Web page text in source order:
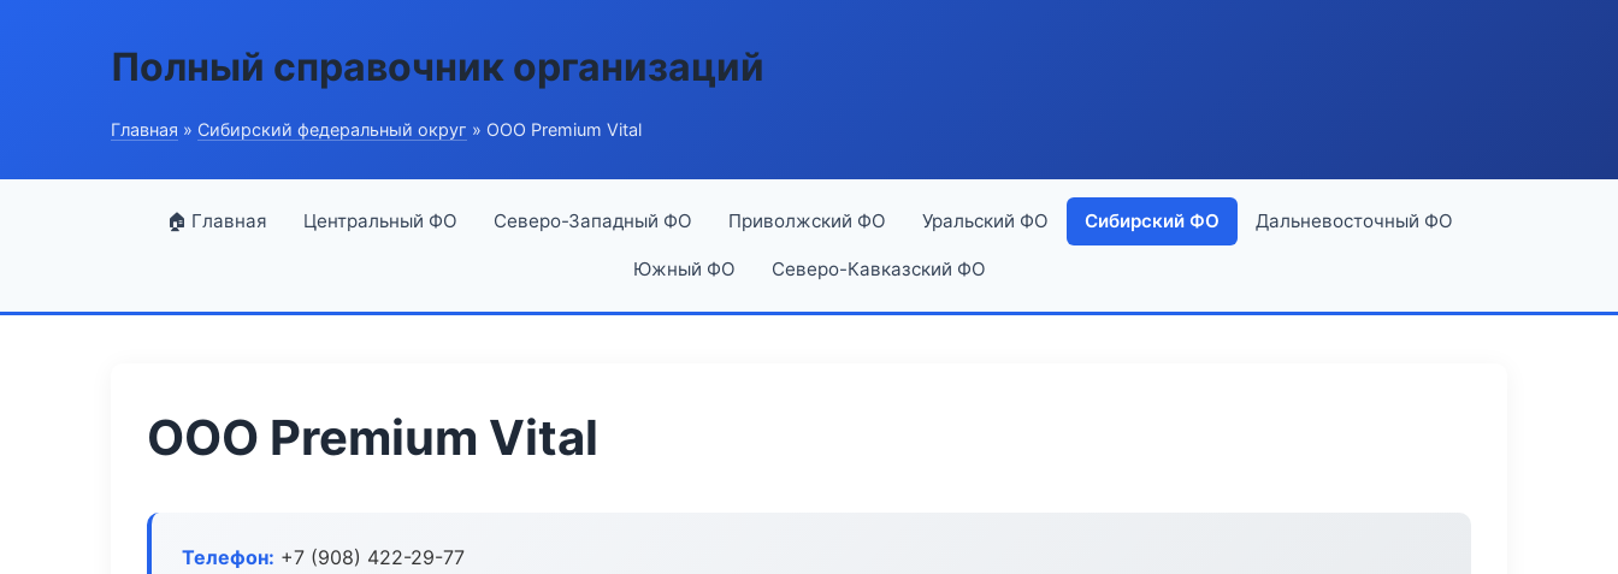
Полный справочник организаций
Главная » Сибирский федеральный округ » ООО Premium Vital
🏠 Главная Центральный ФО Северо-Западный ФО Приволжский ФО Уральский ФО Сибирский ФО Дальневосточный ФО
Южный ФО Северо-Кавказский ФО
ООО Premium Vital
Телефон: +7 (908) 422-29-77